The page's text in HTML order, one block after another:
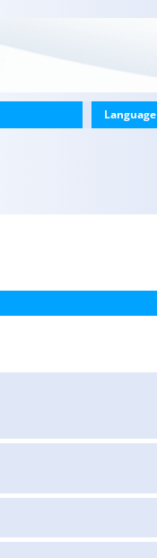
Language